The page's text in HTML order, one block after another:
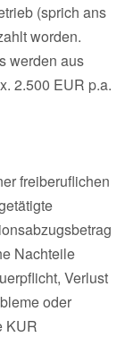
(sprich ans
worden.
werden aus
2.500 EUR p.a.
freiberuflichen
Nachteile
Verlust
oder
KUR